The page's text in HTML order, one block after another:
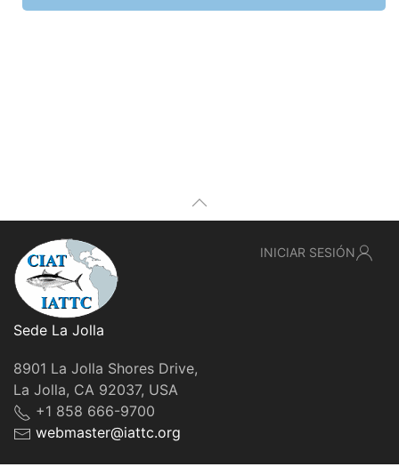
Sede La Jolla
8901 La Jolla Shores Drive,
La Jolla, CA 92037, USA
+1 858 666-9700
webmaster@iattc.org
INICIAR SESIÓN